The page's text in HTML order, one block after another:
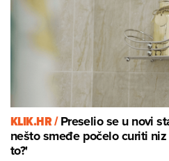
KLIK.HR /Preselio se u novi
nešto smeđe počelo curiti
to?'